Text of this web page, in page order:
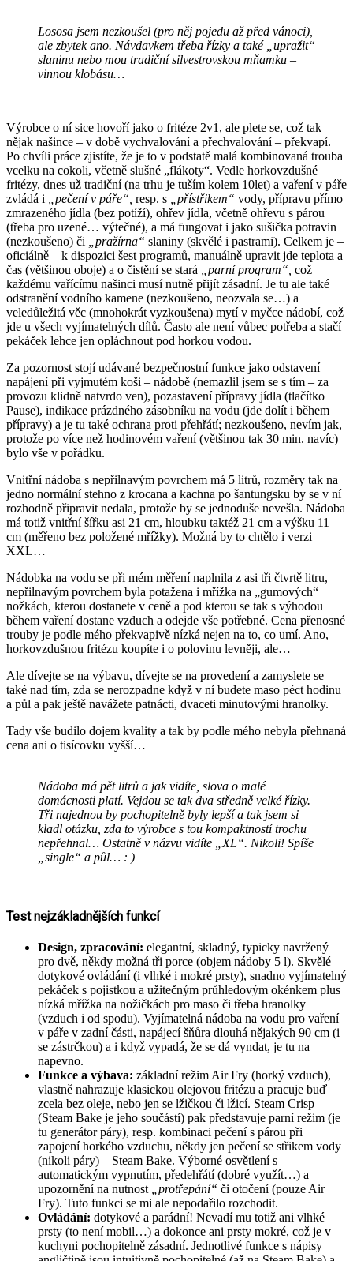
Lososa jsem nezkoušel (pro něj pojedu až před vánoci),
ale zbytek ano. Návdavkem třeba řízky a také „upražit“
slaninu nebo mou tradiční silvestrovskou mňamku –
vinnou klobásu…
Výrobce o ní sice hovoří jako o fritéze 2v1, ale plete se, což tak
nějak našince – v době vychvalování a přechvalování – překvapí.
Po chvíli práce zjistíte, že je to v podstatě malá kombinovaná trouba
vcelku na cokoli, včetně slušné „flákoty“. Vedle horkovzdušné
fritézy, dnes už tradiční (na trhu je tuším kolem 10let) a vaření v páře
zvládá i „pečení v páře“, resp. s „přístřikem“ vody, přípravu přímo
zmrazeného jídla (bez potíží), ohřev jídla, včetně ohřevu s párou
(třeba pro uzené… výtečné), a má fungovat i jako sušička potravin
(nezkoušeno) či
„pražírna“ slaniny (skvělé i pastrami). Celkem je –
oficiálně – k dispozici šest programů, manuálně upravit jde teplota a
čas (většinou oboje) a o čistění se stará
„parní program“, což
každému vařícímu našinci musí nutně přijít zásadní. Je tu ale také
odstranění vodního kamene (nezkoušeno, neozvala se…) a
veledůležitá věc (mnohokrát vyzkoušena) mytí v myčce nádobí, což
jde u všech vyjímatelných dílů. Často ale není vůbec potřeba a stačí
pekáček lehce jen opláchnout pod horkou vodou.
Za pozornost stojí udávané bezpečnostní funkce jako odstavení
napájení při vyjmutém koši – nádobě (nemazlil jsem se s tím – za
provozu klidně natvrdo ven), pozastavení přípravy jídla (tlačítko
Pause), indikace prázdného zásobníku na vodu (jde dolít i během
přípravy) a je tu také ochrana proti přehřátí; nezkoušeno, nevím jak,
protože po více než hodinovém vaření (většinou tak 30 min. navíc)
bylo vše v pořádku.
Vnitřní nádoba s nepřilnavým povrchem má 5 litrů, rozměry tak na
jedno normální stehno z krocana a kachna po šantungsku by se v ní
rozhodně připravit nedala, protože by se jednoduše nevešla. Nádoba
má totiž vnitřní šířku asi 21 cm, hloubku taktéž 21 cm a výšku 11
cm (měřeno bez položené mřížky). Možná by to chtělo i verzi
XXL…
Nádobka na vodu se při mém měření naplnila z asi tři čtvrtě litru,
nepřilnavým povrchem byla potažena i mřížka na „gumových“
nožkách, kterou dostanete v ceně a pod kterou se tak s výhodou
během vaření dostane vzduch a odejde vše potřebné. Cena přenosné
trouby je podle mého překvapivě nízká nejen na to, co umí. Ano,
horkovzdušnou fritézu koupíte i o polovinu levněji, ale…
Ale dívejte se na výbavu, dívejte se na provedení a zamyslete se
také nad tím, zda se nerozpadne když v ní budete maso péct hodinu
a půl a pak ještě navážete patnácti, dvaceti minutovými hranolky.
Tady vše budilo dojem kvality a tak by podle mého nebyla přehnaná
cena ani o tisícovku vyšší…
Nádoba má pět litrů a jak vidíte, slova o malé
domácnosti platí. Vejdou se tak dva středně velké řízky.
Tři najednou by pochopitelně byly lepší a tak jsem si
kladl otázku, zda to výrobce s tou kompaktností trochu
nepřehnal… Ostatně v názvu vidíte „XL“. Nikoli! Spíše
„single“ a půl… : )
Test nejzákladnějších funkcí
Design, zpracování: elegantní, skladný, typicky navržený
pro dvě, někdy možná tři porce (objem nádoby 5 l). Skvělé
dotykové ovládání (i vlhké i mokré prsty), snadno vyjímatelný
pekáček s pojistkou a užitečným průhledovým okénkem plus
nízká mřížka na nožičkách pro maso či třeba hranolky
(vzduch i od spodu). Vyjímatelná nádoba na vodu pro vaření
v páře v zadní části, napájecí šňůra dlouhá nějakých 90 cm (i
se zástrčkou) a i když vypadá, že se dá vyndat, je tu na
napevno.
Funkce a výbava: základní režim Air Fry (horký vzduch),
vlastně nahrazuje klasickou olejovou fritézu a pracuje buď
zcela bez oleje, nebo jen se lžičkou či lžicí. Steam Crisp
(Steam Bake je jeho součástí) pak představuje parní režim (je
tu generátor páry), resp. kombinaci pečení s párou při
zapojení horkého vzduchu, někdy jen pečení se střikem vody
(nikoli páry) – Steam Bake. Výborné osvětlení s
automatickým vypnutím, předehřátí (dobré využít…) a
upozornění na nutnost
„protřepání“ či otočení (pouze Air
Fry). Tuto funkci se mi ale nepodařilo rozchodit.
Ovládání: dotykové a parádní! Nevadí mu totiž ani vlhké
prsty (to není mobil…) a dokonce ani prsty mokré, což je v
kuchyni pochopitelně zásadní. Jednotlivé funkce s nápisy